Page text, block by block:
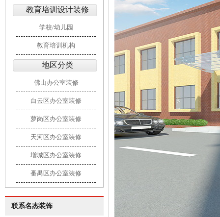
教育培训设计装修
学校/幼儿园
教育培训机构
地区分类
佛山办公室装修
白云区办公室装修
萝岗区办公室装修
天河区办公室装修
增城区办公室装修
番禺区办公室装修
联系名杰装饰